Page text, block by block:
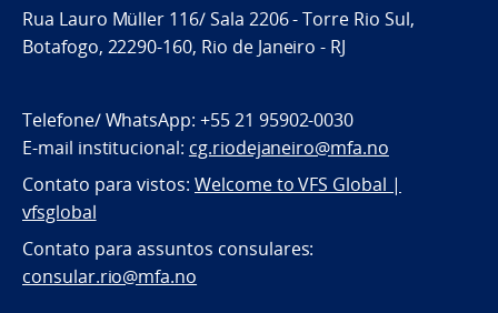
Rua Lauro Müller 116/ Sala 2206 - Torre Rio Sul,
Botafogo, 22290-160, Rio de Janeiro - RJ
Telefone/ WhatsApp: +55 21 95902-0030
E-mail institucional: cg.riodejaneiro@mfa.no
Contato para vistos: Welcome to VFS Global |
vfsglobal
Contato para assuntos consulares:
consular.rio@mfa.no